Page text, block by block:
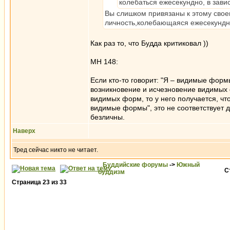
колебаться ежесекундно, в
Вы слишком привязаны к этому
личность,колебающаяся
Как раз то, что Будда критиковал ))
МН 148:
Если кто-то говорит: "Я – видимые
возникновение и исчезновение
видимых форм, то у него получается,
видимые формы", это не соответствует
безличны.
Наверх
Тред сейчас никто не читает.
Буддийские форумы -> Южный
буддизм
Страница 23 из 33